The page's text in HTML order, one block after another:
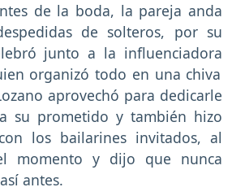
de la boda, la pareja anda
de solteros, por su
junto a la influenciadora
organizó todo en una chiva
aprovechó para dedicarle
su prometido y también hizo
los bailarines invitados, al
momento y dijo que nunca
antes.